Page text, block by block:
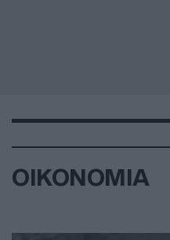
ΟΙΚΟΝΟΜΙΑ